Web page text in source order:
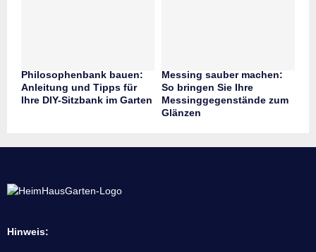
Philosophenbank bauen:
Anleitung und Tipps für
Ihre DIY-Sitzbank im Garten
Messing sauber machen:
So bringen Sie Ihre
Messinggegenstände zum
Glänzen
Hinweis: